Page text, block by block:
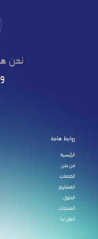
نحن
روابط هامة
الرئيسية
من نحن
الخدمات
المشاريع
الحلول
المنتجات
اتصل بنا